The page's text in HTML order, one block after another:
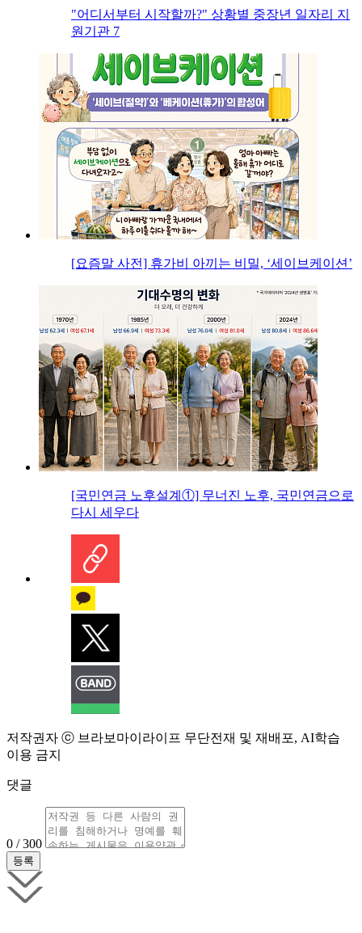
"어디서부터 시작할까?" 상황별 중장년 일자리 지
원기관 7
[요즘말 사전] 휴가비 아끼는 비밀, ‘세이브케이션’
[국민연금 노후설계①] 무너진 노후, 국민연금으로
다시 세우다
저작권자 ⓒ 브라보마이라이프 무단전재 및 재배포, AI학습
이용 금지
댓글
0 / 300